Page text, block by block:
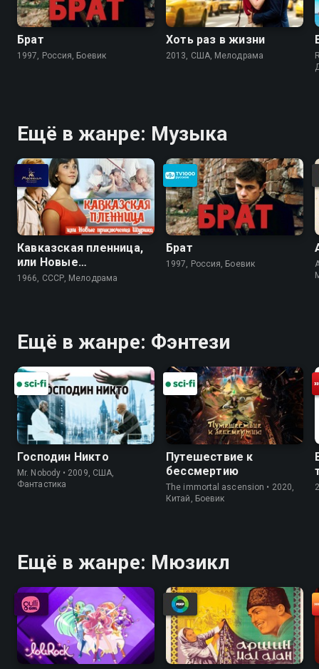
Брат
1997, Россия, Боевик
Хоть раз в жизни
2013, США, Мелодрама
Ещё в жанре: Музыка
Кавказская пленница,
или Новые
приключения Шурика
1966, СССР, Мелодрама
Брат
1997, Россия, Боевик
Ещё в жанре: Фэнтези
Господин Никто
Mr. Nobody • 2009, США,
Фантастика
Путешествие к
бессмертию
The immortal ascension • 2020,
Китай, Боевик
Ещё в жанре: Мюзикл